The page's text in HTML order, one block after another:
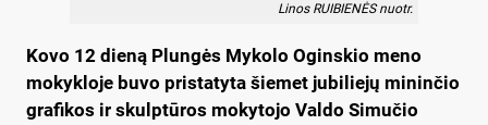
Linos RUIBIENĖS nuotr.
Kovo 12 dieną Plungės Mykolo Oginskio meno
mokykloje buvo pristatyta šiemet jubiliejų mininčio
grafikos ir skulptūros mokytojo Valdo Simučio